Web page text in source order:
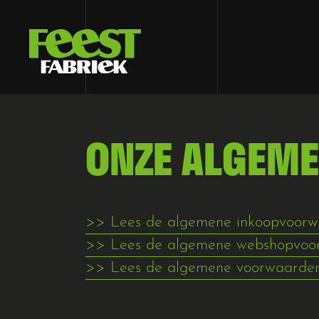
ONZE
>> Lees de algemene
>> Lees de algemene
>> Lees de algemene